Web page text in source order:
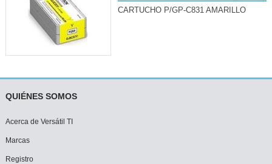
CARTUCHO P/GP-C831 AMARILLO
QUIÉNES SOMOS
Acerca de Versátil TI
Marcas
Registro